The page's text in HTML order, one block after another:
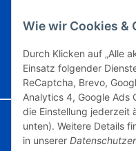
Wie wir Cookies &
Durch Klicken auf „Alle
Einsatz folgender
ReCaptcha, Brevo,
Analytics 4, Google Ads
die Einstellung jederzeit
unten). Weitere Details
in unserer
Unsere Partner
Google Analytics deaktivieren